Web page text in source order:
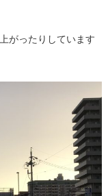
がったりしています